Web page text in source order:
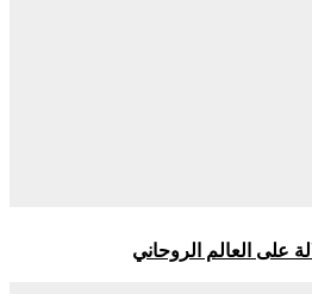
الروحاني